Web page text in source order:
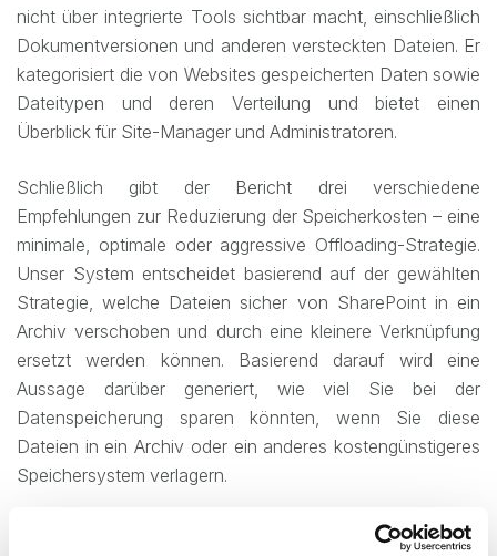
nicht über integrierte Tools sichtbar macht, einschließlich
Dokumentversionen und anderen versteckten Dateien. Er
kategorisiert die von Websites gespeicherten Daten sowie
Dateitypen und deren Verteilung und bietet einen
Überblick für Site-Manager und Administratoren.
Schließlich gibt der Bericht drei verschiedene
Empfehlungen zur Reduzierung der Speicherkosten – eine
minimale, optimale oder aggressive Offloading-Strategie.
Unser System entscheidet basierend auf der gewählten
Strategie, welche Dateien sicher von SharePoint in ein
Archiv verschoben und durch eine kleinere Verknüpfung
ersetzt werden können. Basierend darauf wird eine
Aussage darüber generiert, wie viel Sie bei der
Datenspeicherung sparen könnten, wenn Sie diese
Dateien in ein Archiv oder ein anderes kostengünstigeres
Speichersystem verlagern.